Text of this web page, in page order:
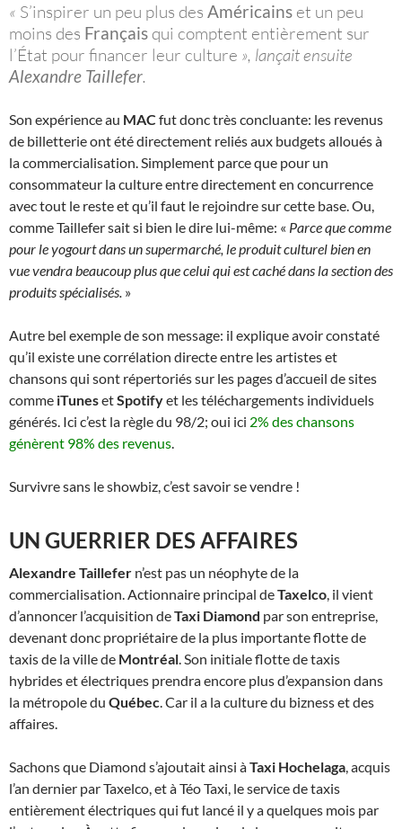
« S’inspirer un peu plus des Américains et un peu
moins des Français qui comptent entièrement sur
l’État pour financer leur culture », lançait ensuite
Alexandre Taillefer.
Son expérience au MAC fut donc très concluante: les revenus
de billetterie ont été directement reliés aux budgets alloués à
la commercialisation. Simplement parce que pour un
consommateur la culture entre directement en concurrence
avec tout le reste et qu’il faut le rejoindre sur cette base. Ou,
comme Taillefer sait si bien le dire lui-même: « Parce que comme
pour le yogourt dans un supermarché, le produit culturel bien en
vue vendra beaucoup plus que celui qui est caché dans la section des
produits spécialisés. »
Autre bel exemple de son message: il explique avoir constaté
qu’il existe une corrélation directe entre les artistes et
chansons qui sont répertoriés sur les pages d’accueil de sites
comme iTunesetSpotifyet les téléchargements individuels
générés. Ici c’est la règle du 98/2; oui ici 2% des chansons
génèrent 98% des revenus.
Survivre sans le showbiz, c’est savoir se vendre !
UN GUERRIER DES AFFAIRES
Alexandre Taillefer n’est pas un néophyte de la
commercialisation. Actionnaire principal deTaxelco, il vient
d’annoncer l’acquisition deTaxi Diamond par son entreprise,
devenant donc propriétaire de la plus importante flotte de
taxis de la ville de Montréal. Son initiale flotte de taxis
hybrides et électriques prendra encore plus d’expansion dans
la métropole du Québec. Car il a la culture du bizness et des
affaires.
Sachons que Diamond s’ajoutait ainsi àTaxi Hochelaga, acquis
l’an dernier par Taxelco, et à Téo Taxi, le service de taxis
entièrement électriques qui fut lancé il y a quelques mois par